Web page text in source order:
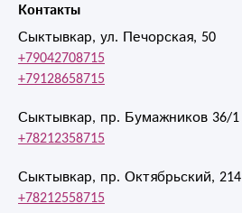
Контакты
Сыктывкар, ул. Печорская, 50
+79042708715
+79128658715
Сыктывкар, пр. Бумажников 36/1
+78212358715
Сыктывкар, пр. Октябрьский, 214
+78212558715